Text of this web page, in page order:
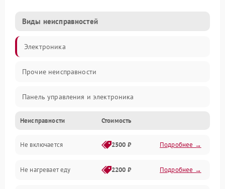
Виды неисправностей
Электроника
Прочие неисправности
Панель управления и электроника
Дверца и корпус
Механика и внутренние элементы
Механические повреждения
Неисправности Стоимость
Не включается 2500 ₽ Подробнее →
Не нагревает еду 2200 ₽ Подробнее →